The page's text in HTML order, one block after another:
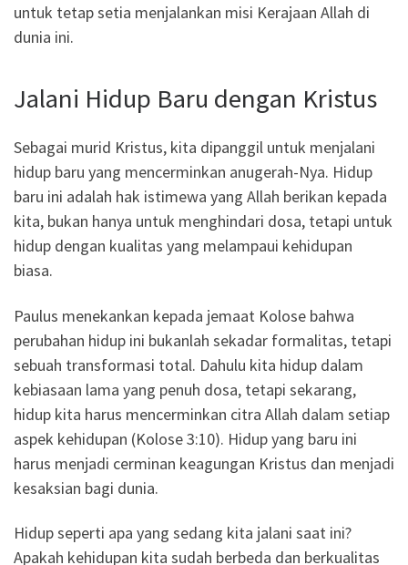
untuk tetap setia menjalankan misi Kerajaan Allah di
dunia ini.
Jalani Hidup Baru dengan Kristus
Sebagai murid Kristus, kita dipanggil untuk menjalani
hidup baru yang mencerminkan anugerah-Nya. Hidup
baru ini adalah hak istimewa yang Allah berikan kepada
kita, bukan hanya untuk menghindari dosa, tetapi untuk
hidup dengan kualitas yang melampaui kehidupan
biasa.
Paulus menekankan kepada jemaat Kolose bahwa
perubahan hidup ini bukanlah sekadar formalitas, tetapi
sebuah transformasi total. Dahulu kita hidup dalam
kebiasaan lama yang penuh dosa, tetapi sekarang,
hidup kita harus mencerminkan citra Allah dalam setiap
aspek kehidupan (Kolose 3:10). Hidup yang baru ini
harus menjadi cerminan keagungan Kristus dan menjadi
kesaksian bagi dunia.
Hidup seperti apa yang sedang kita jalani saat ini?
Apakah kehidupan kita sudah berbeda dan berkualitas